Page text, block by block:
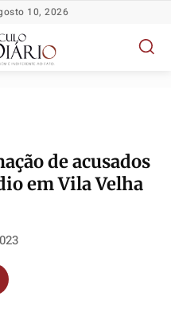
10, 2026
de acusados
em Vila Velha